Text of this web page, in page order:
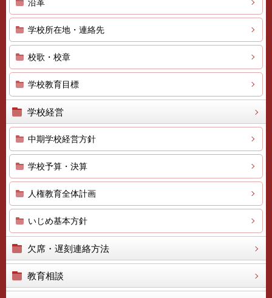
沿革
学校所在地・連絡先
校歌・校章
学校教育目標
学校経営
中期学校経営方針
学校予算・決算
人権教育全体計画
いじめ基本方針
欠席・遅刻連絡方法
教育相談